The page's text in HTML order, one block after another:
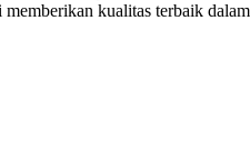
memberikan kualitas terbaik